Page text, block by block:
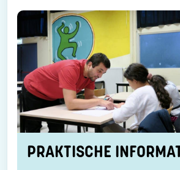
PRAKTISCHE